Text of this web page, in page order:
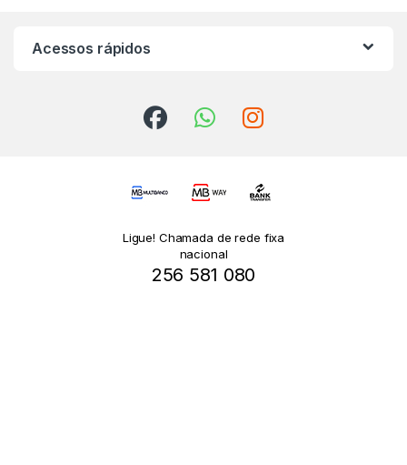
Acessos rápidos
Ligue! Chamada de rede fixa
nacional
256 581 080